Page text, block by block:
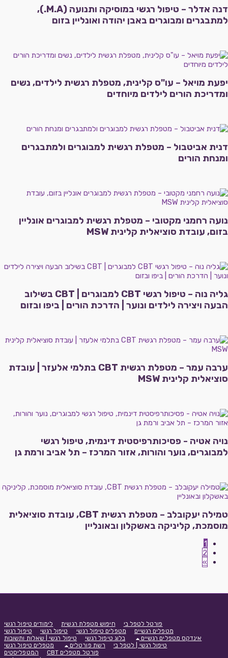
דנה אדלר – טיפול רגשי במוסיקה ותנועה (M.A.),
למתבגרים ומבוגרים באבן יהודה ואונליין בזום
יפעת מויאל – עו"ס קלינית, מטפלת רגשית לילדים, נשים
ומדריכת הורים לילדים מיוחדים
דנית אביטבול – מטפלת רגשית למבוגרים ולמתבגרים
ומנחת הורים
נועה רחמני מקטובי – מטפלת רגשית למבוגרים אונליין
בזום, עובדת סוציאלית קלינית MSW
גליה נוה – טיפול רגשי CBT למבוגרים | CBT בשילוב
הבעה ויצירה לילדים ונוער | הדרכת הורים | ביפו ובזום
ערבה עמר – מטפלת רגשית CBT בתלמי אלעזר | עובדת
סוציאלית קלינית MSW
נויה אטיה - פסיכותרפיסטית דינמית, טיפול רגשי
למבוגרים, נוער והורות, אזור המרכז – תל אביב ורמת גן
טמילה יעקובלב – מטפלת רגשית CBT, עובדת סוציאלית
מוסמכת, קליניקה באשקלון ובאונליין
1
2
»
פורטל לטפל בי חיפוש מטפלת רגשית
לימודים טיפול רגשי
מטפלים רגשיים
מטפלים טיפול רגשי טיפול רגשי
טיפול רגשי
אינדקס מטפלים רגשיים
בלוג טיפול רגשי
טיפול רגשי | שאלות ותשובות
טיפול רגשי | לטפל בי
רשת פורטלים
מטפלים טיפול רגשי
פורטל מטפלים CBT
המטפליסטים